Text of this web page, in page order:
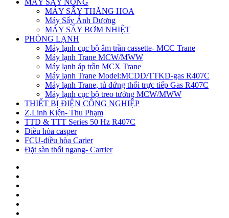
MÁY SẤY NÓNG
MÁY SẤY THĂNG HOA
Máy Sấy Ánh Dương
MÁY SẤY BƠM NHIỆT
PHÒNG LẠNH
Máy lạnh cục bộ âm trần cassette- MCC Trane
Máy lạnh Trane MCW/MWW
Máy lạnh áp trần MCX Trane
Máy lạnh Trane Model:MCDD/TTKD-gas R407C
Máy lạnh Trane, tủ đứng thổi trực tiếp Gas R407C
Máy lạnh cục bộ treo tường MCW/MWW
THIẾT BỊ ĐIỆN CÔNG NGHIỆP
Z.Linh Kiện- Thu Phạm
TTD & TTT Series 50 Hz R407C
Điều hòa casper
FCU-điều hòa Carier
Đặt sàn thổi ngang- Carrier